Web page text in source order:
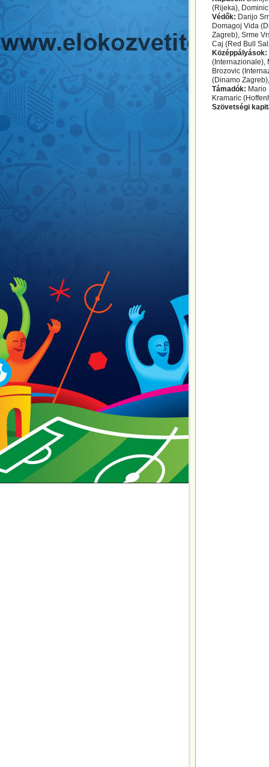
(Rijeka),
Védők: Darijo
Domagoj Vida
Zagreb), Srme
Caj (Red Bull
Középpályások:
(Internazionale),
Brozovic
(Dinamo
Támadók: Mario
Kramaric
Szövetségi